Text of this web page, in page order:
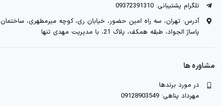
تلگرام پشتیبانی: 09372391310
آدرس: تهران، سه راه امین حضور، خیابان ری، کوچه میرمطهری، ساختمان
پاساژ الجواد، طبقه همکف، پلاک 21، با مدیریت مهدی تنها
مشاوره ها
در مورد برندها
مهرداد پناهی: 09128903549